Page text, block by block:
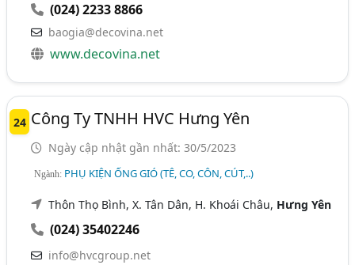
(024) 2233 8866
baogia@decovina.net
www.decovina.net
24 Công Ty TNHH HVC Hưng Yên
Ngày cập nhật gần nhất: 30/5/2023
Ngành: PHỤ KIỆN ỐNG GIÓ (TÊ, CO, CÔN, CÚT,..)
Thôn Thọ Bình, X. Tân Dân, H. Khoái Châu, Hưng Yên
(024) 35402246
info@hvcgroup.net